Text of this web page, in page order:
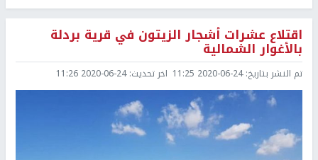
اقتلاع عشرات أشجار الزيتون في قرية بردلة
بالأغوار الشمالية
تم النشر بتاريخ:2020-06-24 11:25 اخر تحديث:2020-06-24 11:26